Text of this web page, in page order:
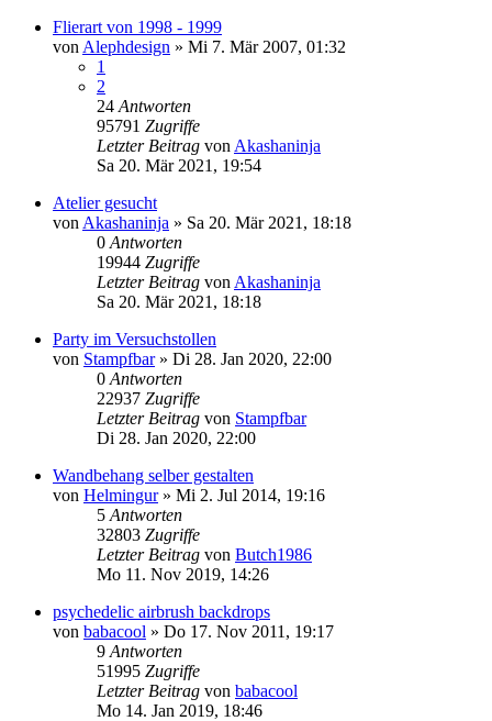
Flierart von 1998 - 1999
von Alephdesign » Mi 7. Mär 2007, 01:32
1
2
24 Antworten
95791 Zugriffe
Letzter Beitrag von Akashaninja
Sa 20. Mär 2021, 19:54
Atelier gesucht
von Akashaninja » Sa 20. Mär 2021, 18:18
0 Antworten
19944 Zugriffe
Letzter Beitrag von Akashaninja
Sa 20. Mär 2021, 18:18
Party im Versuchstollen
von Stampfbar» Di 28. Jan 2020, 22:00
0 Antworten
22937 Zugriffe
Letzter Beitrag von Stampfbar
Di 28. Jan 2020, 22:00
Wandbehang selber gestalten
von Helmingur» Mi 2. Jul 2014, 19:16
5 Antworten
32803 Zugriffe
Letzter Beitrag von Butch1986
Mo 11. Nov 2019, 14:26
psychedelic airbrush backdrops
von babacool » Do 17. Nov 2011, 19:17
9 Antworten
51995 Zugriffe
Letzter Beitrag von babacool
Mo 14. Jan 2019, 18:46